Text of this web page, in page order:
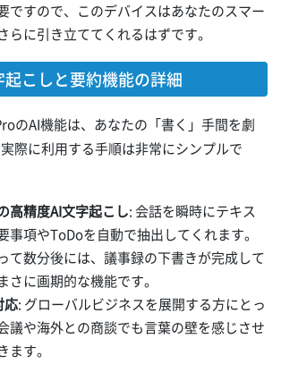
ですので、このデバイスはあなたのスマー
らに引き立ててくれるはずです。
こしと要約機能の詳細
のAI機能は、あなたの「書く」手間を劇
際に利用する手順は非常にシンプルで
高精度AI文字起こし: 会話を瞬時にテキス
事項やToDoを自動で抽出してくれます。
て数分後には、議事録の下書きが完成して
さに画期的な機能です。
応: グローバルビジネスを展開する方にとっ
議や海外との商談でも言葉の壁を感じさせ
ます。